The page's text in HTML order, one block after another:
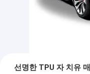
선명한 TPU 자 치유